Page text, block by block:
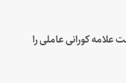
کورانی عاملی را